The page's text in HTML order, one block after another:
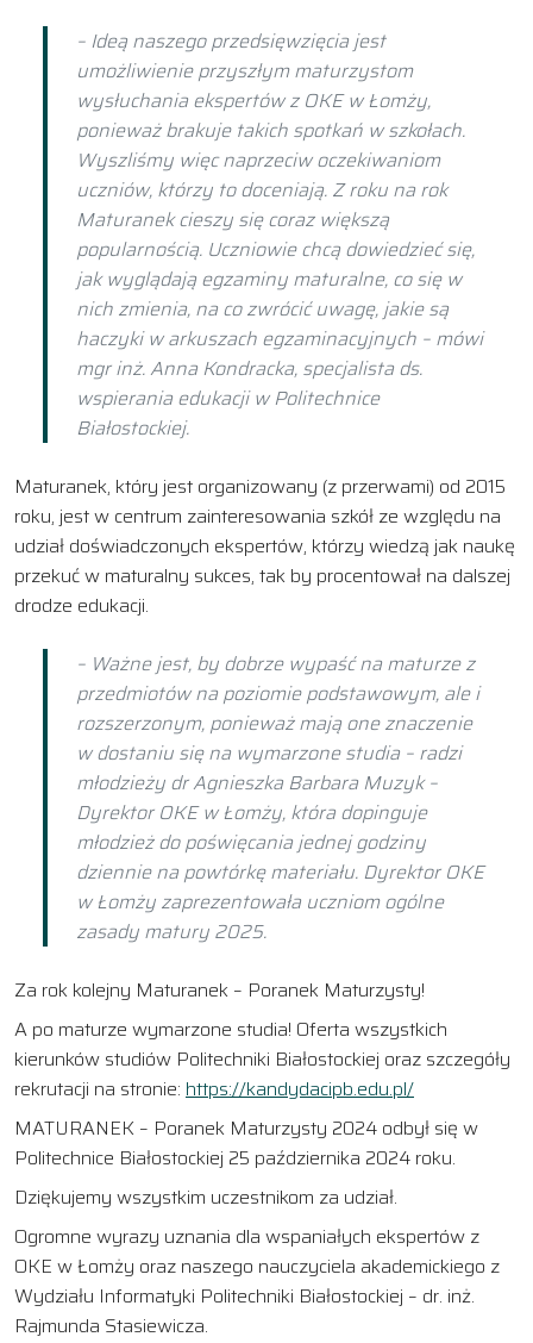
– Ideą naszego przedsięwzięcia jest
umożliwienie przyszłym maturzystom
wysłuchania ekspertów z OKE w Łomży,
ponieważ brakuje takich spotkań w szkołach.
Wyszliśmy więc naprzeciw oczekiwaniom
uczniów, którzy to doceniają. Z roku na rok
Maturanek cieszy się coraz większą
popularnością. Uczniowie chcą dowiedzieć się,
jak wyglądają egzaminy maturalne, co się w
nich zmienia, na co zwrócić uwagę, jakie są
haczyki w arkuszach egzaminacyjnych – mówi
mgr inż. Anna Kondracka, specjalista ds.
wspierania edukacji w Politechnice
Białostockiej.
Maturanek, który jest organizowany (z przerwami) od 2015
roku, jest w centrum zainteresowania szkół ze względu na
udział doświadczonych ekspertów, którzy wiedzą jak naukę
przekuć w maturalny sukces, tak by procentował na dalszej
drodze edukacji.
– Ważne jest, by dobrze wypaść na maturze z
przedmiotów na poziomie podstawowym, ale i
rozszerzonym, ponieważ mają one znaczenie
w dostaniu się na wymarzone studia – radzi
młodzieży dr Agnieszka Barbara Muzyk –
Dyrektor OKE w Łomży, która dopinguje
młodzież do poświęcania jednej godziny
dziennie na powtórkę materiału. Dyrektor OKE
w Łomży zaprezentowała uczniom ogólne
zasady matury 2025.
Za rok kolejny Maturanek – Poranek Maturzysty!
A po maturze wymarzone studia! Oferta wszystkich
kierunków studiów Politechniki Białostockiej oraz szczegóły
rekrutacji na stronie: https://kandydacipb.edu.pl/
MATURANEK – Poranek Maturzysty 2024 odbył się w
Politechnice Białostockiej 25 października 2024 roku.
Dziękujemy wszystkim uczestnikom za udział.
Ogromne wyrazy uznania dla wspaniałych ekspertów z
OKE w Łomży oraz naszego nauczyciela akademickiego z
Wydziału Informatyki Politechniki Białostockiej – dr. inż.
Rajmunda Stasiewicza.